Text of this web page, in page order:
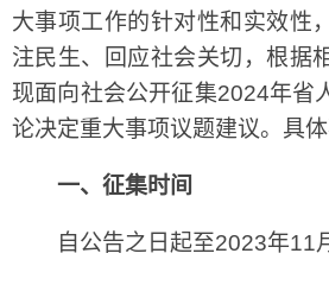
大事项工作的针对性和实效性
注民生、回应社会关切，根据
现面向社会公开征集2024年省
论决定重大事项议题建议。具体
一、征集时间
自公告之日起至2023年11月